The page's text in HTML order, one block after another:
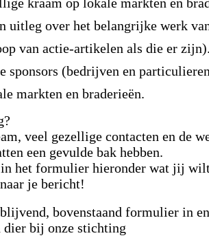
uitleg over het belangrijke werk
van actie-artikelen als die er zijn).
sponsors (bedrijven en
markten en braderieën.
veel gezellige contacten en de
een gevulde bak hebben.
het formulier hieronder wat jij
je bericht!
bovenstaand formulier in
dier bij onze stichting